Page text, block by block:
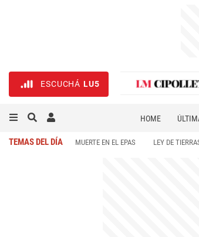
ESCUCHÁ LU5
HOME
TEMAS DEL DÍA MUERTE EN EL EPAS LEY DE